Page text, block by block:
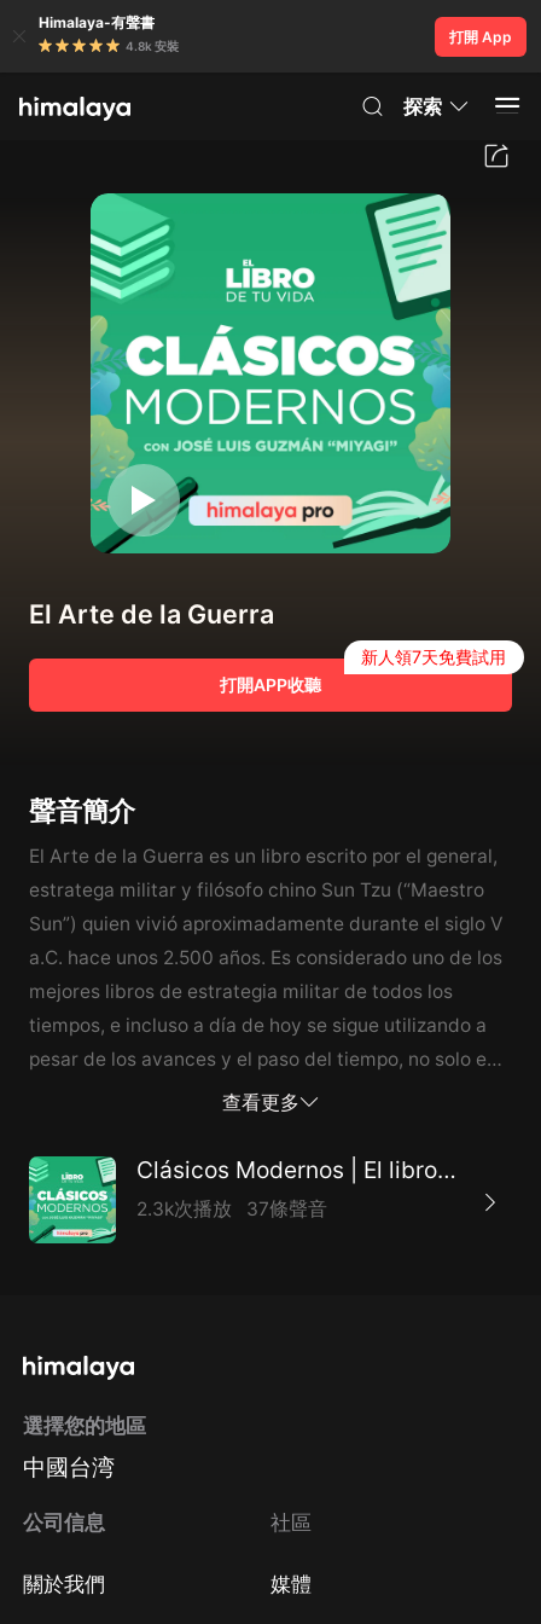
Himalaya-有聲書
4.8k 安裝
打開 App
探索
El Arte de la Guerra
打開APP收聽
新人領7天免費試用
聲音簡介
El Arte de la Guerra es un libro escrito por el general,
estratega militar y filósofo chino Sun Tzu (“Maestro
Sun”) quien vivió aproximadamente durante el siglo V
a.C. hace unos 2.500 años. Es considerado uno de los
mejores libros de estrategia militar de todos los
tiempos, e incluso a día de hoy se sigue utilizando a
pesar de los avances y el paso del tiempo, no solo en
las tácticas militares sino en todo lo que signifique
intereses humanos. Ahí donde exista un
enfrentamiento, se encuentra a Sun Tzu.
查看更多
Clásicos Modernos | El libro de tu vida
2.3k次播放 37條聲音
選擇您的地區
中國台湾
公司信息
關於我們
社區
媒體